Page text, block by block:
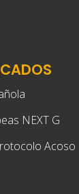
NEXT G
Acoso